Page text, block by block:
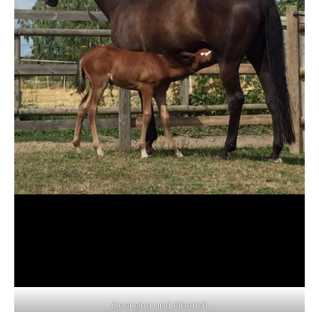
Georgina und Alberich